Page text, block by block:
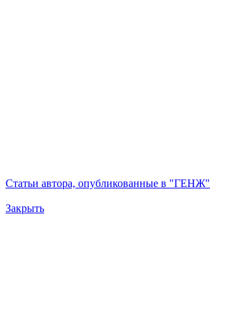
Статьи автора, опубликованные в "ГЕНЖ"
Закрыть